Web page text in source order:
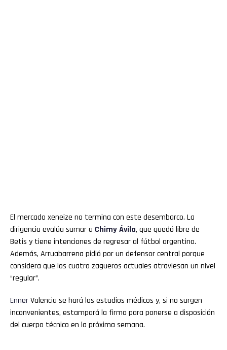
El mercado xeneize no termina con este desembarco. La
dirigencia evalúa sumar a Chimy Ávila, que quedó libre de
Betis y tiene intenciones de regresar al fútbol argentino.
Además, Arruabarrena pidió por un defensor central porque
considera que los cuatro zagueros actuales atraviesan un nivel
“regular”.
EnnerValencia se hará los estudios médicos y, si no surgen
inconvenientes, estampará la firma para ponerse a disposición
del cuerpo técnico en la próxima semana.